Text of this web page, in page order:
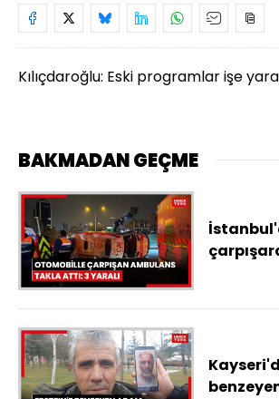
Kılıçdaroğlu: Eski programlar işe
BAKMADAN GEÇME